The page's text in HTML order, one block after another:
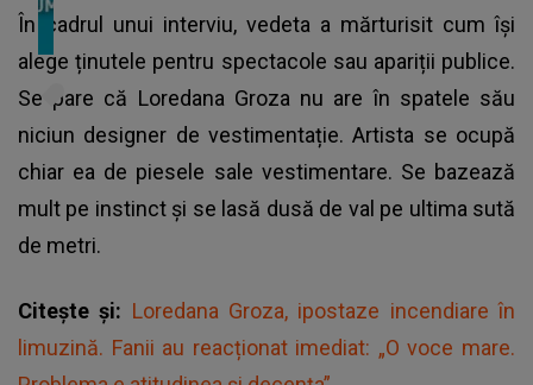
În cadrul unui interviu, vedeta a mărturisit cum își
alege ținutele pentru spectacole sau apariții publice.
Se pare că Loredana Groza nu are în spatele său
niciun designer de vestimentație. Artista se ocupă
chiar ea de piesele sale vestimentare. Se bazează
mult pe instinct și se lasă dusă de val pe ultima sută
de metri.
Citește și: Loredana Groza, ipostaze incendiare în
limuzină. Fanii au reacționat imediat: „O voce mare.